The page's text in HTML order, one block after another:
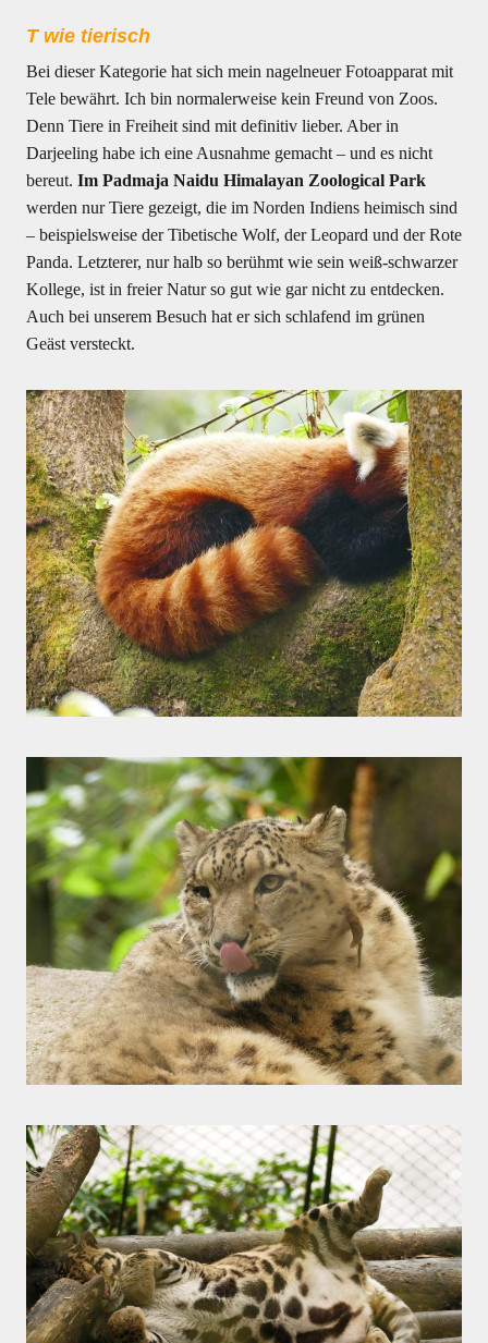
T wie tierisch
Bei dieser Kategorie hat sich mein nagelneuer Fotoapparat mit
Tele bewährt. Ich bin normalerweise kein Freund von Zoos.
Denn Tiere in Freiheit sind mit definitiv lieber. Aber in
Darjeeling habe ich eine Ausnahme gemacht – und es nicht
bereut. Im Padmaja Naidu Himalayan Zoological Park
werden nur Tiere gezeigt, die im Norden Indiens heimisch sind
– beispielsweise der Tibetische Wolf, der Leopard und der Rote
Panda. Letzterer, nur halb so berühmt wie sein weiß-schwarzer
Kollege, ist in freier Natur so gut wie gar nicht zu entdecken.
Auch bei unserem Besuch hat er sich schlafend im grünen
Geäst versteckt.